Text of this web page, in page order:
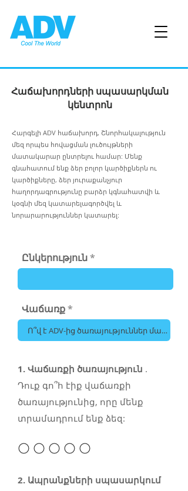
Հաճախորդների սպասարկման
կենտրոն
Հարգելի ADV հաճախորդ, Շնորհակալություն
մեզ որպես հովացման լուծույթների
մատակարար ընտրելու համար: Մենք
գնահատում ենք ձեր բոլոր կարծիքներն ու
կարծիքները, ձեր յուրաքանչյուր
հաղորդագրությունը բարձր կգնահատվի և
կօգնի մեզ կատարելագործվել և
նորարարություններ կատարել:
Ընկերություն
Վաճառք
1. Վաճառքի ծառայություն .
Դուք գո՞հ էիք վաճառքի
ծառայությունից, որը մենք
տրամադրում ենք ձեզ:
2. Ապրանքների սպասարկում